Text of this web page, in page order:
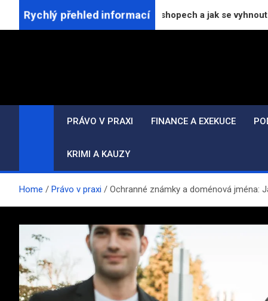
Rychlý přehled informací
pro označování slev v e-shopech a jak se vyhnout likvidačním
PRÁVO V PRAXI
FINANCE A EXEKUCE
KRIMI A KAUZY
Home Právo v praxi Ochranné známky a doménová jména: